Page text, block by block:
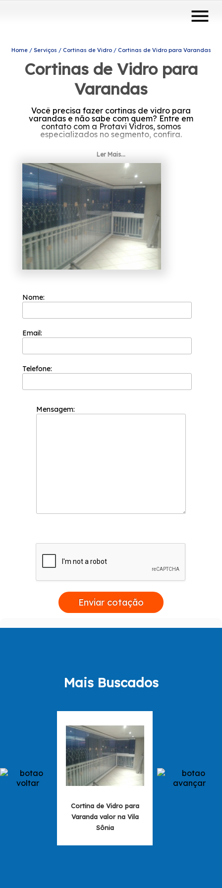
menu
Home Serviços Cortinas de Vidro Cortinas de Vidro para Varandas
Cortinas de Vidro para
Varandas
Você precisa fazer cortinas de vidro para
varandas e não sabe com quem? Entre em
contato com a Protavi Vidros, somos
especializados no segmento, confira.
Trabalhamos para nos tornar uma das
maiores e mais renomadas empresas do
mercado. Não perca mais tempo e entre em
contato com nossa equipe!
Ler Mais...
Nome:
Email:
Telefone:
Mensagem:
Enviar cotação
Mais Buscados
Cortina de Vidro para
Varanda valor na Vila
Sônia